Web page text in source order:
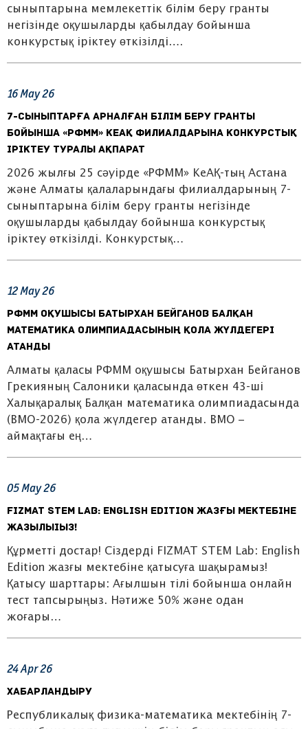
сыныптарына мемлекеттік білім беру гранты
негізінде оқушыларды қабылдау бойынша
конкурстық іріктеу өткізілді….
16May26
7-сыныптарға арналған білім беру гранты
бойынша «РФММ» КеАҚ филиалдарына конкурстық
іріктеу туралы ақпарат
2026 жылғы 25 сәуірде «РФММ» КеАҚ-тың Астана
және Алматы қалаларындағы филиалдарының 7-
сыныптарына білім беру гранты негізінде
оқушыларды қабылдау бойынша конкурстық
іріктеу өткізілді. Конкурстық…
12May26
РФММ оқушысы Батырхан Бейганов Балқан
математика олимпиадасының қола жүлдегері
атанды
Алматы қаласы РФММ оқушысы Батырхан Бейганов
Грекияның Салоники қаласында өткен 43-ші
Халықаралық Балқан математика олимпиадасында
(BMO-2026) қола жүлдегер атанды. BMO –
аймақтағы ең…
05May26
FIZMAT STEM Lab: English Edition жазғы мектебіне
жазылыіыз!
Құрметті достар! Сіздерді FIZMAT STEM Lab: English
Edition жазғы мектебіне қатысуға шақырамыз!
Қатысу шарттары: Ағылшын тілі бойынша онлайн
тест тапсырыңыз. Нәтиже 50% және одан
жоғары…
24Apr26
Хабарландыру
Республикалық физика-математика мектебінің 7-